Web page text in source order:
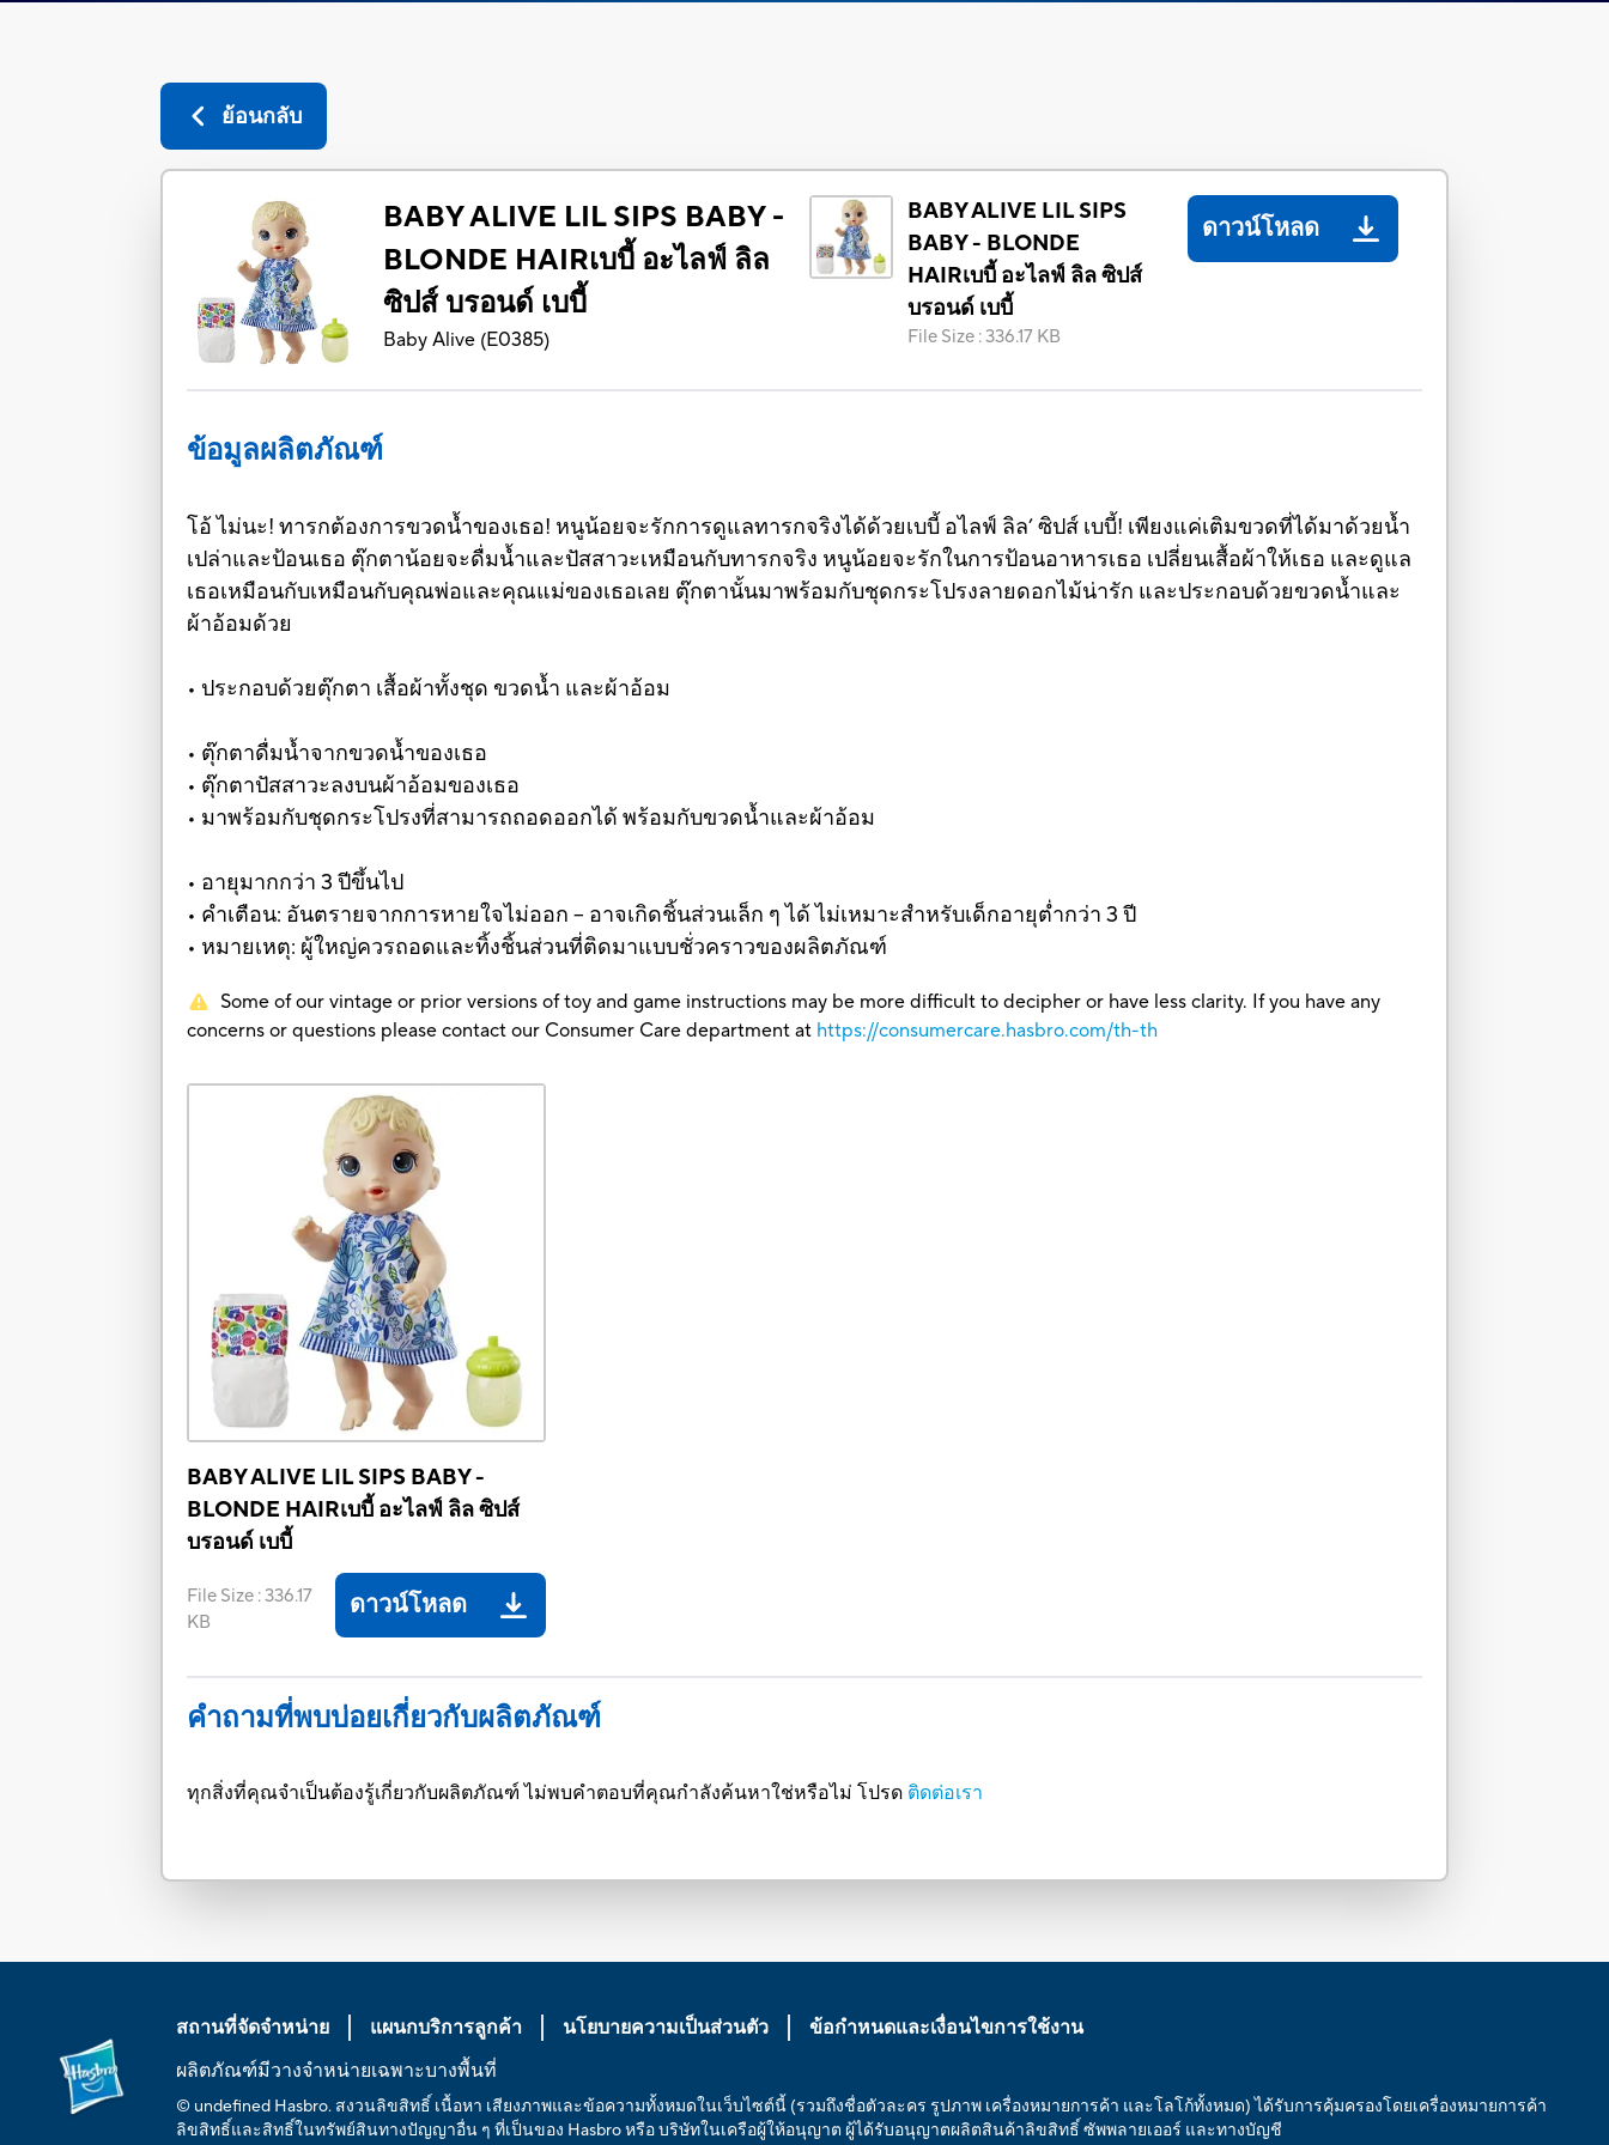
ย้อนกลับ
BABY ALIVE LIL SIPS BABY -
BLONDE HAIRเบบี้ อะไลฟ์ ลิล
ซิปส์ บรอนด์ เบบี้
Baby Alive (E0385)
BABY ALIVE LIL SIPS
BABY - BLONDE
HAIRเบบี้ อะไลฟ์ ลิล ซิปส์
บรอนด์ เบบี้
File Size :336.17 KB
ดาวน์โหลด
ข้อมูลผลิตภัณฑ์
โอ้ ไม่นะ! ทารกต้องการขวดน้ำของเธอ! หนูน้อยจะรักการดูแลทารกจริงได้ด้วยเบบี้ อไลฟ์ ลิล’ ซิปส์ เบบี้! เพียงแค่เติมขวดที่ได้มาด้วยน้ำ
เปล่าและป้อนเธอ ตุ๊กตาน้อยจะดื่มน้ำและปัสสาวะเหมือนกับทารกจริง หนูน้อยจะรักในการป้อนอาหารเธอ เปลี่ยนเสื้อผ้าให้เธอ และดูแล
เธอเหมือนกับเหมือนกับคุณพ่อและคุณแม่ของเธอเลย ตุ๊กตานั้นมาพร้อมกับชุดกระโปรงลายดอกไม้น่ารัก และประกอบด้วยขวดน้ำและ
ผ้าอ้อมด้วย
• ประกอบด้วยตุ๊กตา เสื้อผ้าทั้งชุด ขวดน้ำ และผ้าอ้อม
• ตุ๊กตาดื่มน้ำจากขวดน้ำของเธอ
• ตุ๊กตาปัสสาวะลงบนผ้าอ้อมของเธอ
• มาพร้อมกับชุดกระโปรงที่สามารถถอดออกได้ พร้อมกับขวดน้ำและผ้าอ้อม
• อายุมากกว่า 3 ปีขึ้นไป
• คำเตือน: อันตรายจากการหายใจไม่ออก – อาจเกิดชิ้นส่วนเล็ก ๆ ได้ ไม่เหมาะสำหรับเด็กอายุต่ำกว่า 3 ปี
• หมายเหตุ: ผู้ใหญ่ควรถอดและทิ้งชิ้นส่วนที่ติดมาแบบชั่วคราวของผลิตภัณฑ์
Some of our vintage or prior versions of toy and game instructions may be more difficult to decipher or have less clarity. If you have any
concerns or questions please contact our Consumer Care department at https://consumercare.hasbro.com/th-th
BABY ALIVE LIL SIPS BABY -
BLONDE HAIRเบบี้ อะไลฟ์ ลิล ซิปส์
บรอนด์ เบบี้
File Size :336.17
KB
ดาวน์โหลด
คำถามที่พบบ่อยเกี่ยวกับผลิตภัณฑ์
ทุกสิ่งที่คุณจำเป็นต้องรู้เกี่ยวกับผลิตภัณฑ์ ไม่พบคำตอบที่คุณกำลังค้นหาใช่หรือไม่ โปรด ติดต่อเรา
สถานที่จัดจำหน่าย แผนกบริการลูกค้า นโยบายความเป็นส่วนตัว
ข้อกำหนดและเงื่อนไขการใช้งาน
ผลิตภัณฑ์มีวางจำหน่ายเฉพาะบางพื้นที่
© undefined Hasbro. สงวนลิขสิทธิ์ เนื้อหา เสียงภาพและข้อความทั้งหมดในเว็บไซต์นี้ (รวมถึงชื่อตัวละคร รูปภาพ เครื่องหมายการค้า และโลโก้ทั้งหมด) ได้รับการคุ้มครองโดยเครื่องหมายการค้า
ลิขสิทธิ์และสิทธิ์ในทรัพย์สินทางปัญญาอื่น ๆ ที่เป็นของ Hasbro หรือ บริษัทในเครือผู้ให้อนุญาต ผู้ได้รับอนุญาตผลิตสินค้าลิขสิทธิ์ ซัพพลายเออร์ และทางบัญชี